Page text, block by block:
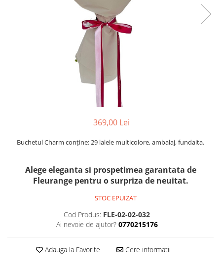
369,00 Lei
Buchetul Charm conține: 29 lalele multicolore, ambalaj, fundaita.
Alege eleganta si prospetimea garantata de
Fleurange pentru o surpriza de neuitat.
STOC EPUIZAT
Cod Produs: FLE-02-02-032
Ai nevoie de ajutor? 0770215176
Adauga la Favorite Cere informatii